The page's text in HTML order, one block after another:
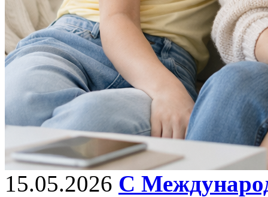
15.05.2026 С